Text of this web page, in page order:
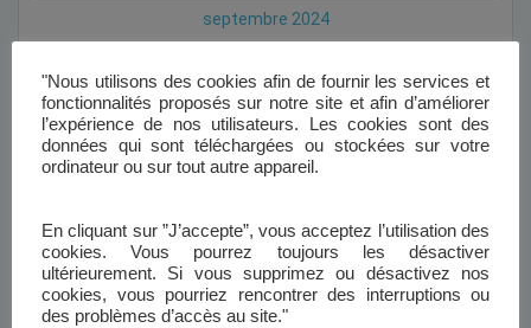
septembre 2024
juillet 2024
mai 2024
janvier 2024
novembre 2023
"Nous utilisons des cookies afin de fournir les services et
fonctionnalités proposés sur notre site et afin d’améliorer
l’expérience de nos utilisateurs. Les cookies sont des
données qui sont téléchargées ou stockées sur votre
ordinateur ou sur tout autre appareil.
En cliquant sur ”J’accepte”, vous acceptez l’utilisation des
cookies. Vous pourrez toujours les désactiver
ultérieurement. Si vous supprimez ou désactivez nos
cookies, vous pourriez rencontrer des interruptions ou
des problèmes d’accès au site."